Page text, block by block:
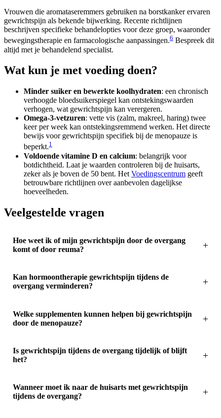
Vrouwen die aromataseremmers gebruiken na borstkanker ervaren
gewrichtspijn als bekende bijwerking. Recente richtlijnen
beschrijven specifieke behandelopties voor deze groep, waaronder
bewegingstherapie en farmacologische aanpassingen.6 Bespreek dit
altijd met je behandelend specialist.
Wat kun je met voeding doen?
Minder suiker en bewerkte koolhydraten: een chronisch
verhoogde bloedsuikerspiegel kan ontstekingswaarden
verhogen, wat gewrichtspijn kan verergeren.
Omega-3-vetzuren: vette vis (zalm, makreel, haring) twee
keer per week kan ontstekingsremmend werken. Het directe
bewijs voor gewrichtspijn specifiek bij de menopauze is
beperkt.1
Voldoende vitamine D en calcium: belangrijk voor
botdichtheid. Laat je waarden controleren bij de huisarts,
zeker als je boven de 50 bent. Het Voedingscentrum geeft
betrouwbare richtlijnen over aanbevolen dagelijkse
hoeveelheden.
Veelgestelde vragen
Hoe weet ik of mijn gewrichtspijn door de overgang
komt of door reuma?
Kan hormoontherapie gewrichtspijn tijdens de
overgang verminderen?
Welke supplementen kunnen helpen bij gewrichtspijn
door de menopauze?
Is gewrichtspijn tijdens de overgang tijdelijk of blijft
het?
Wanneer moet ik naar de huisarts met gewrichtspijn
tijdens de overgang?